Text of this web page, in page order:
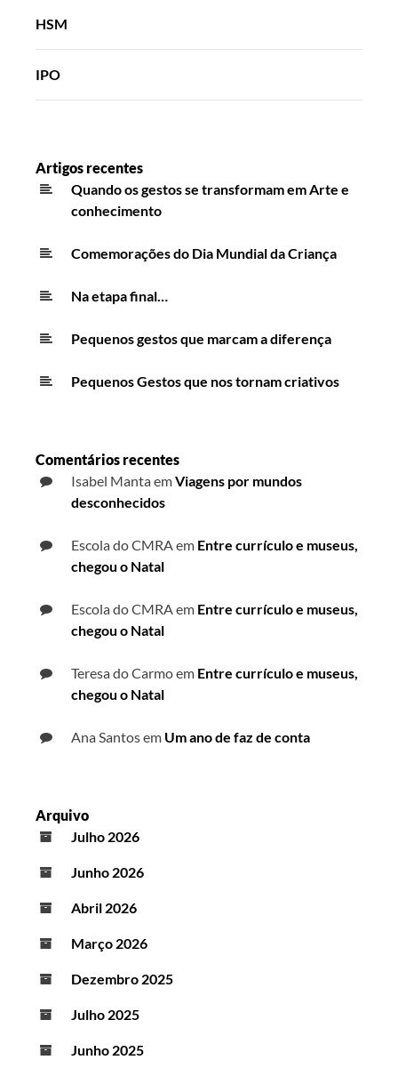
HSM
IPO
Artigos recentes
Quando os gestos se transformam em Arte e
conhecimento
Comemorações do Dia Mundial da Criança
Na etapa final…
Pequenos gestos que marcam a diferença
Pequenos Gestos que nos tornam criativos
Comentários recentes
Isabel MantaemViagens por mundos
desconhecidos
Escola do CMRAem Entre currículo e museus,
chegou o Natal
Escola do CMRAem Entre currículo e museus,
chegou o Natal
Teresa do Carmoem Entre currículo e museus,
chegou o Natal
Ana Santosem Um ano de faz de conta
Arquivo
Julho 2026
Junho 2026
Abril 2026
Março 2026
Dezembro 2025
Julho 2025
Junho 2025